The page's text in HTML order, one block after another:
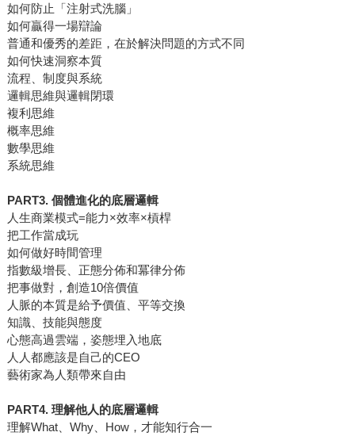
如何防止「注射式洗腦」
如何贏得一場辯論
普通和優秀的差距，在於解決問題的方式不同
如何快速洞察本質
流程、制度與系統
邏輯思維與邏輯閉環
複利思維
概率思維
數學思維
系統思維
PART3. 個體進化的底層邏輯
人生商業模式=能力×效率×槓桿
把工作當成玩
如何做好時間管理
指數級增長、正態分佈和冪律分佈
把事做對，創造10倍價值
人脈的本質是給予價值、平等交換
知識、技能與態度
心態高過雲端，姿態埋入地底
人人都應該是自己的CEO
藝術家為人類帶來自由
PART4. 理解他人的底層邏輯
理解What、Why、How，才能知行合一